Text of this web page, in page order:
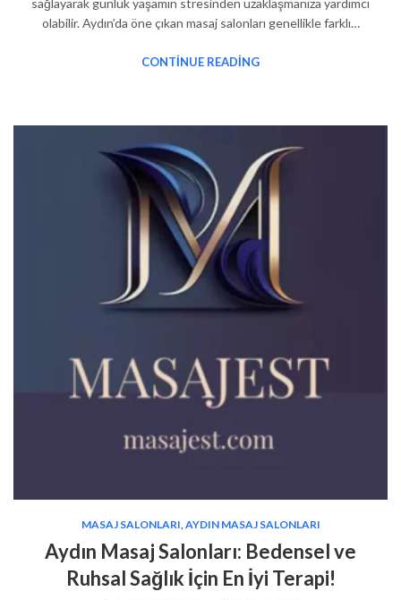
sağlayarak günlük yaşamın stresinden uzaklaşmanıza yardımcı
olabilir. Aydın’da öne çıkan masaj salonları genellikle farklı…
CONTINUE READING
MASAJ SALONLARI AYDIN MASAJ SALONLARI
Aydın Masaj Salonları: Bedensel ve
Ruhsal Sağlık İçin En İyi Terapi!